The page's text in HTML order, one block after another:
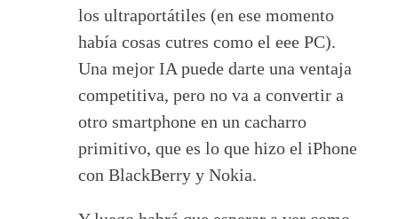
los ultraportátiles (en ese momento
había cosas cutres como el eee PC).
Una mejor IA puede darte una ventaja
competitiva, pero no va a convertir a
otro smartphone en un cacharro
primitivo, que es lo que hizo el iPhone
con BlackBerry y Nokia.